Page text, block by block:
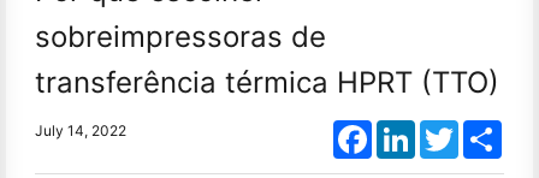
sobreimpressoras de
transferência térmica HPRT (TTO)
July 14, 2022 FacebookLinkedInTwitter